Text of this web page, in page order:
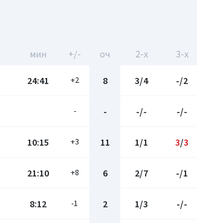
мин +/- оч 2-x 3-x
24:41 +2 8 3/4 -/2
- - -/- -/-
10:15 +3 11 1/1 3/3
21:10 +8 6 2/7 -/1
8:12 -1 2 1/3 -/-